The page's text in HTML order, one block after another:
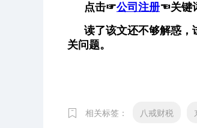
点击☞公司注册☜关键
读了该文还不够解惑，
关问题。
相关标签： 八戒财税